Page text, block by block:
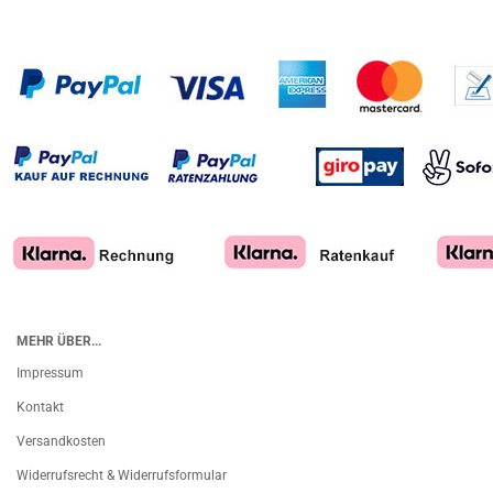
MEHR ÜBER...
Impressum
Kontakt
Versandkosten
Widerrufsrecht & Widerrufsformular